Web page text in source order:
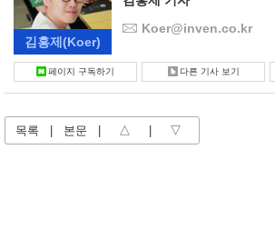
김홍제 (Koer)
Koer@inven.co.kr
페이지 구독하기 다른 기사 보기
목록 본문 △ ▽